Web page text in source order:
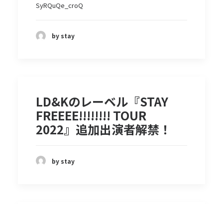
SyRQuQe_croQ
by stay
LD&Kのレーベル『STAY
FREEEE!!!!!!!! TOUR
2022』追加出演者解禁！
by stay